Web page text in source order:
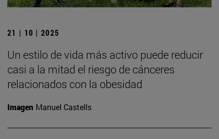
21 | 10 | 2025
Un estilo de vida más activo puede reducir
casi a la mitad el riesgo de cánceres
relacionados con la obesidad
Imagen Manuel Castells